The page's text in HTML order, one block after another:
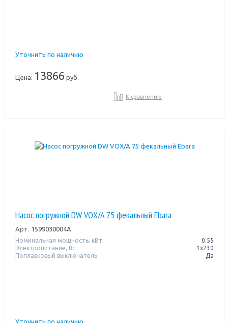
Уточнить по наличию
Цена: 13866 руб.
К сравнению
Насос погружной DW VOX/A 75 фекальный Ebara
Арт. 1599030004A
Номинальная мощность, кВт:
0.55
Электропитание, В:
1х230
Поплавковый выключатель:
Да
Уточнить по наличию